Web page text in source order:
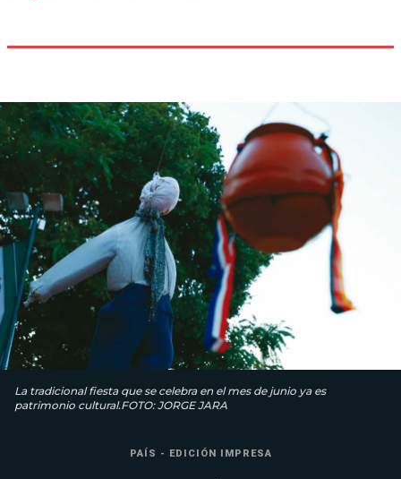
La tradicional fiesta que se celebra en el mes de junio ya es
patrimonio cultural.FOTO: JORGE JARA
PAÍS - EDICIÓN IMPRESA